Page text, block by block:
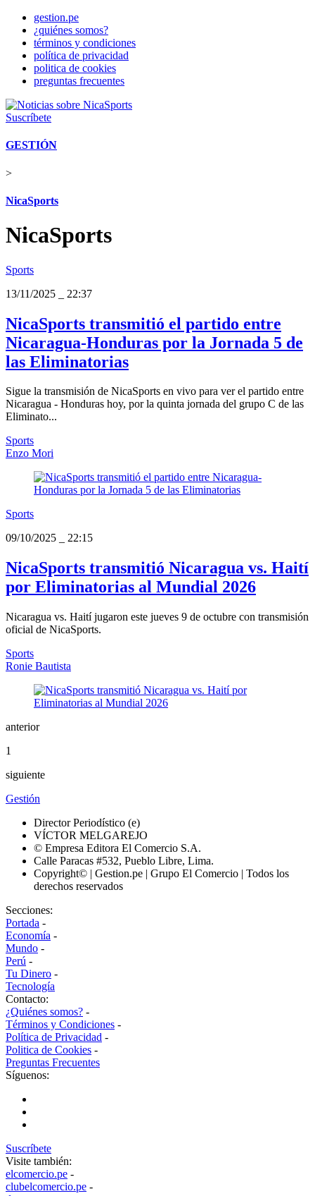
gestion.pe
¿quiénes somos?
términos y condiciones
política de privacidad
politica de cookies
preguntas frecuentes
Suscríbete
GESTIÓN
>
NicaSports
NicaSports
Sports
13/11/2025
22:37
NicaSports transmitió el partido entre
Nicaragua-Honduras por la Jornada 5 de
las Eliminatorias
Sigue la transmisión de NicaSports en vivo para ver el partido entre
Nicaragua - Honduras hoy, por la quinta jornada del grupo C de las
Eliminato...
Sports
Enzo Mori
Sports
09/10/2025
22:15
NicaSports transmitió Nicaragua vs. Haití
por Eliminatorias al Mundial 2026
Nicaragua vs. Haití jugaron este jueves 9 de octubre con transmisión
oficial de NicaSports.
Sports
Ronie Bautista
anterior
1
siguiente
Gestión
Director Periodístico (e)
VÍCTOR MELGAREJO
© Empresa Editora El Comercio S.A.
Calle Paracas #532, Pueblo Libre, Lima.
Copyright© | Gestion.pe | Grupo El Comercio | Todos los
derechos reservados
Secciones:
Portada -
Economía -
Mundo -
Perú -
Tu Dinero -
Tecnología
Contacto:
¿Quiénes somos? -
Términos y Condiciones -
Política de Privacidad -
Politica de Cookies -
Preguntas Frecuentes
Síguenos:
Suscríbete
Visite también:
elcomercio.pe -
clubelcomercio.pe -